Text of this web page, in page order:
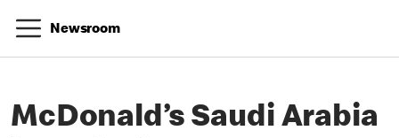
Newsroom
McDonald’s Saudi Arabia